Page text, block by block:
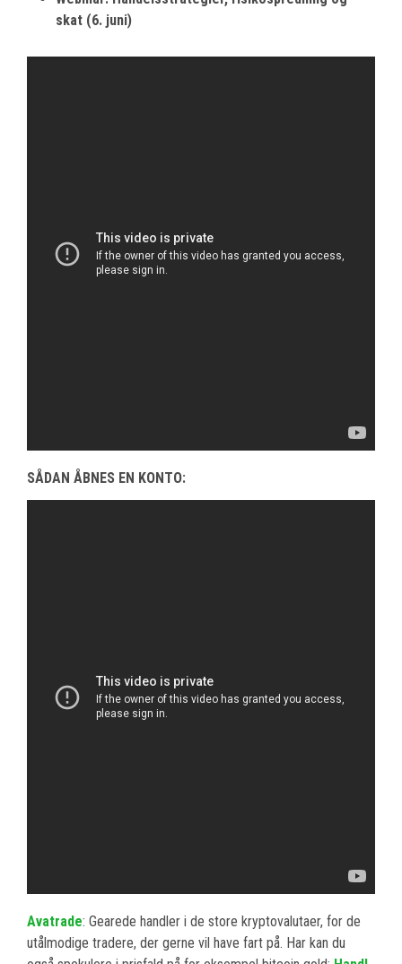
skat (6. juni)
SÅDAN ÅBNES EN KONTO:
Avatrade: Gearede handler i de store kryptovalutaer, for de
utålmodige tradere, der gerne vil have fart på. Har kan du